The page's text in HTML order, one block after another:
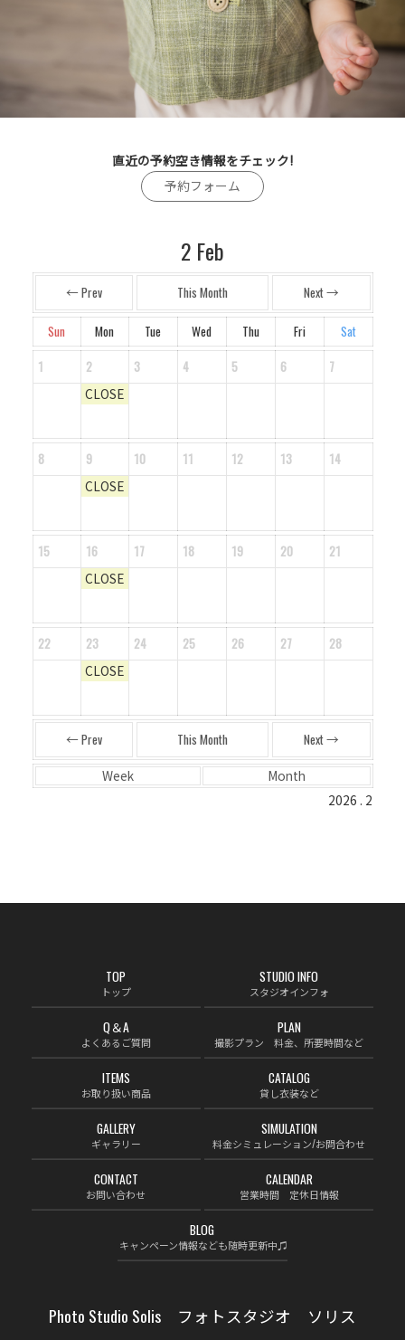
直近の予約空き情報をチェック!
予約フォーム
2 Feb
← Prev This Month Next →
Sun Mon Tue Wed Thu Fri
Sat
1
2
CLOSE
3 4 5 6 7
8
9
CLOSE
10 11 12 13 14
15
16
CLOSE
17 18 19 20 21
22
23
CLOSE
24 25 26 27 28
← Prev This Month
Next →
Week
Month
2026 . 2
TOP
トップ
STUDIO INFO
スタジオインフォ
Q＆A
よくあるご質問
PLAN
撮影プラン 料金、所要時間など
ITEMS
お取り扱い商品
CATALOG
貸し衣装など
GALLERY
ギャラリー
SIMULATION
料金シミュレーション/お問合わせ
CONTACT
お問い合わせ
CALENDAR
営業時間 定休日情報
BLOG
キャンペーン情報なども随時更新中♫
Photo Studio Solis フォトスタジオ ソリス